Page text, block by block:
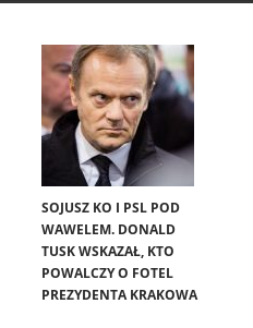
SOJUSZ KO I PSL POD
WAWELEM. DONALD
TUSK WSKAZAŁ, KTO
POWALCZY O FOTEL
PREZYDENTA KRAKOWA